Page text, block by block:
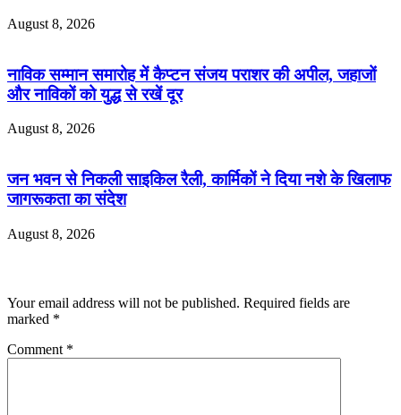
August 8, 2026
नाविक सम्मान समारोह में कैप्टन संजय पराशर की अपील, जहाजों
और नाविकों को युद्ध से रखें दूर
August 8, 2026
जन भवन से निकली साइकिल रैली, कार्मिकों ने दिया नशे के खिलाफ
जागरूकता का संदेश
August 8, 2026
Your email address will not be published. Required fields are
marked *
Comment *